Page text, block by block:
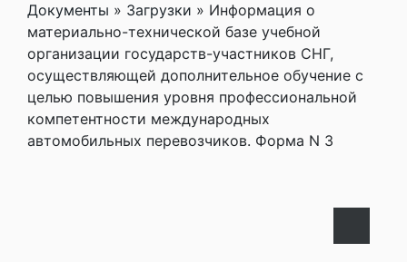
Документы » Загрузки » Информация о
материально-технической базе учебной
организации государств-участников СНГ,
осуществляющей дополнительное обучение с
целью повышения уровня профессиональной
компетентности международных
автомобильных перевозчиков. Форма N 3